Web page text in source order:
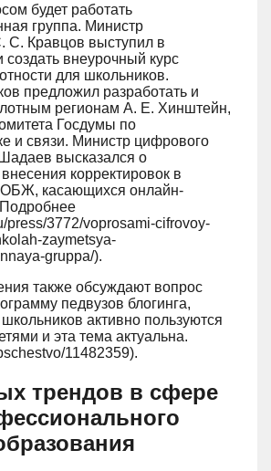
будет работать
группа. Министр
С. Кравцов выступил в
создать внеурочный курс
для школьников.
предложил разработать и
регионам А. Е. Хинштейн,
Госдумы по
и связи. Министр цифрового
высказался о
корректировок в
ОБЖ, касающихся онлайн-
press/3772/voprosami-cifrovoy-
zaymetsya-
gruppa/).
также обсуждают вопрос
педвузов блогинга,
активно пользуются
и эта тема актуальна.
11482359).
трендов в сфере